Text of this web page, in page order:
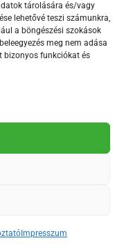
tárolására és/vagy
lehetővé teszi számunkra,
a böngészési szokások
meg nem adása
bizonyos funkciókat és
Impresszum
a
program
Megyei Jogú Város